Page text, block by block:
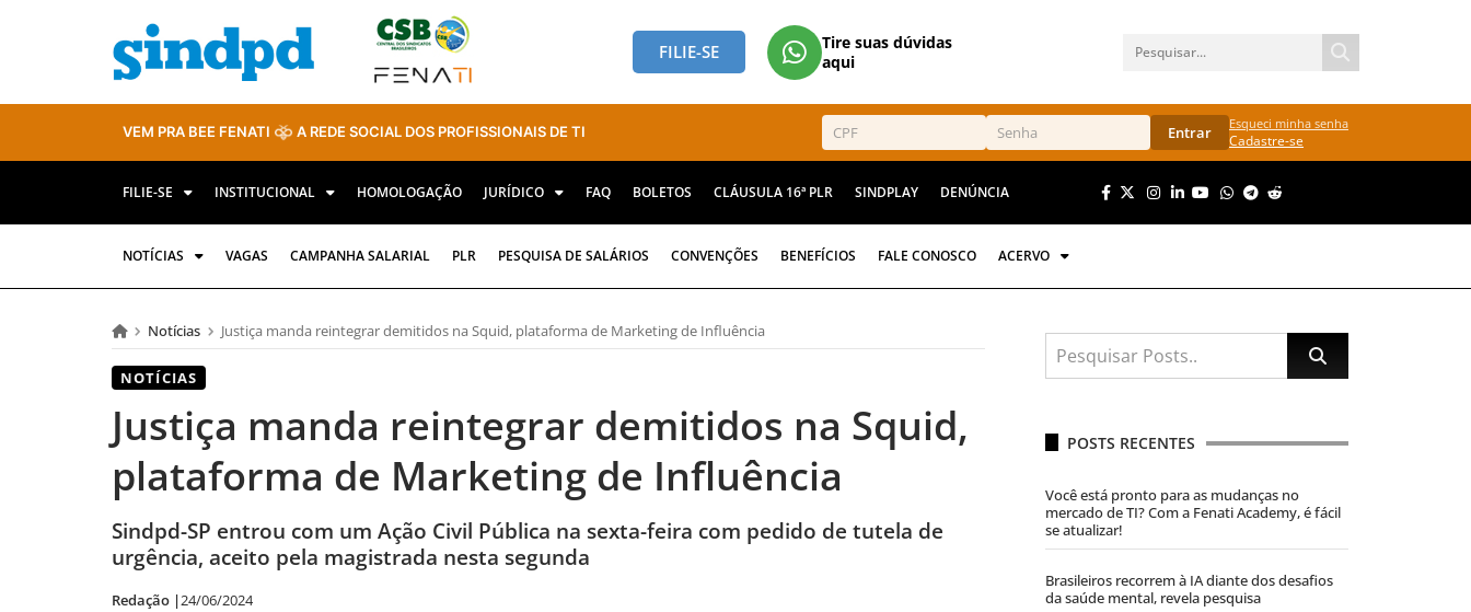
FILIE-SE
Tire suas dúvidas
aqui
VEM PRA BEE FENATI A REDE SOCIAL DOS PROFISSIONAIS DE TI Entrar Esqueci minha senha
Cadastre-se
FILIE-SE INSTITUCIONAL HOMOLOGAÇÃO JURÍDICO FAQ BOLETOS CLÁUSULA 16ª PLR SINDPLAY DENÚNCIA
NOTÍCIAS VAGAS CAMPANHA SALARIAL PLR PESQUISA DE SALÁRIOS CONVENÇÕES BENEFÍCIOS FALE CONOSCO ACERVO
Notícias Justiça manda reintegrar demitidos na Squid, plataforma de Marketing de Influência
NOTÍCIAS
Justiça manda reintegrar demitidos na Squid,
plataforma de Marketing de Influência
Sindpd-SP entrou com um Ação Civil Pública na sexta-feira com pedido de tutela de
urgência, aceito pela magistrada nesta segunda
Redação |24/06/2024
POSTS RECENTES
Você está pronto para as mudanças no
mercado de TI? Com a Fenati Academy, é fácil
se atualizar!
Brasileiros recorrem à IA diante dos desafios
da saúde mental, revela pesquisa